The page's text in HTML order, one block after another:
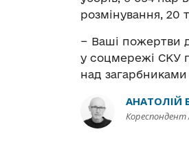
розмінування, 20
− Ваші пожертви
у соцмережі СКУ
над
АНАТОЛІЙ
Кореспондент